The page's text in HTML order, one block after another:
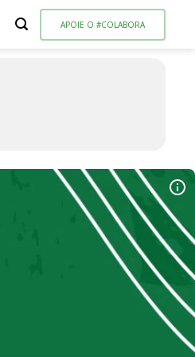
APOIE O #COLABORA